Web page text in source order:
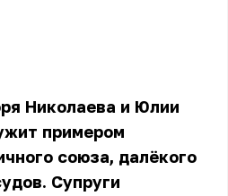
Николаева и Юлии
примером
союза, далёкого
Супруги